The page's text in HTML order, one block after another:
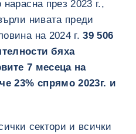
нарасна през 2023 г.,
нивата преди
на 2024 г.39 506
бяха
7 месеца на
23% спрямо 2023г. и
сектори и всички